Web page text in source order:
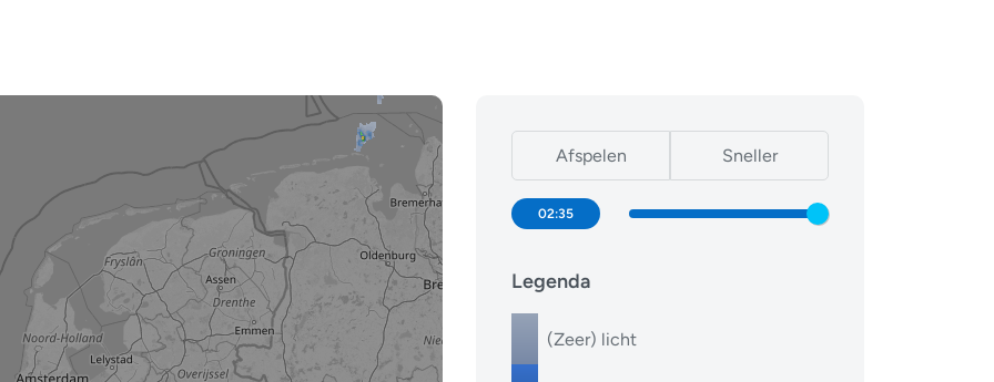
Afspelen Sneller
02:35
Legenda
(Zeer) licht